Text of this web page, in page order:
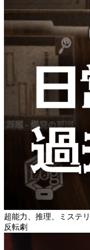
超能力、推理、ミステ
反転劇